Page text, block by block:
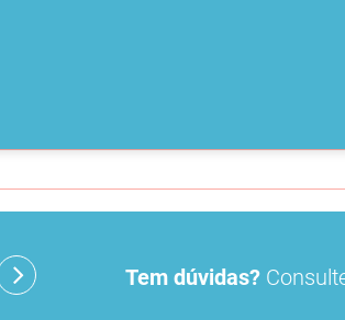
Tem dúvidas?